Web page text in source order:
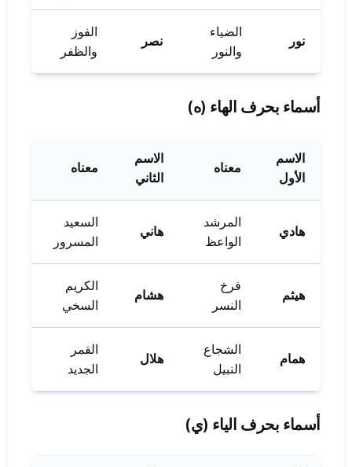
نور
الضياء
والنور
نصر
الفوز
والظفر
أسماء بحرف الهاء (ه)
الاسم
الأول
معناه
الاسم
الثاني
معناه
هادي
المرشد
الواعظ
هاني
السعيد
المسرور
هيثم
فرخ
النسر
هشام
الكريم
السخي
همام
الشجاع
النبيل
هلال
القمر
الجديد
أسماء بحرف الياء (ي)